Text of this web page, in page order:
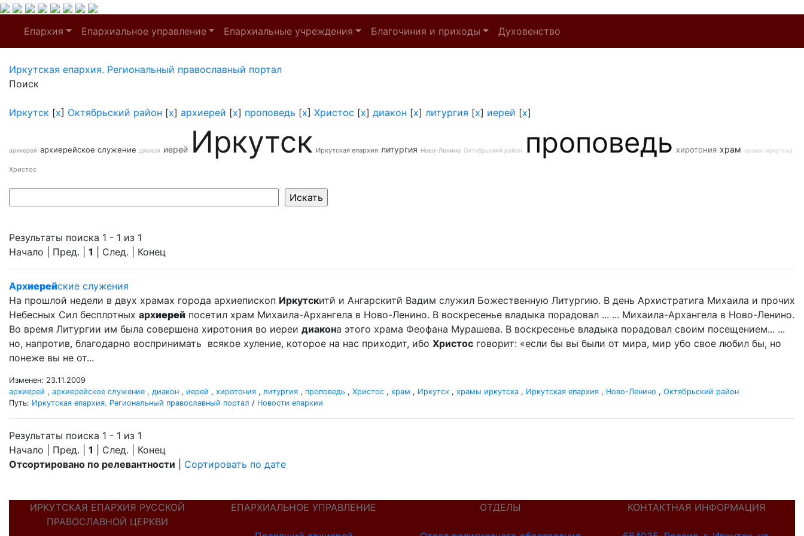
Епархия Епархиальное управление Епархиальные учреждения Благочиния и приходы Духовенство
Иркутская епархия. Региональный православный портал
Поиск
Иркутск [x] Октябрьский район [x] архиерей [x] проповедь [x] Христос [x] диакон [x] литургия [x] иерей [x]
архиерей архиерейское служение диакон иерей Иркутск Иркутская епархия литургия Ново-Ленино Октябрьский район проповедь хиротония храм храмы иркутска
Христос
Результаты поиска 1 - 1 из 1
Начало | Пред. | 1 | След. | Конец
Архиерейские служения
На прошлой недели в двух храмах города архиепископ Иркутскитй и Ангарскитй Вадим служил Божественную Литургию. В день Архистратига Михаила и прочих
Небесных Сил бесплотных архиерей посетил храм Михаила-Архангела в Ново-Ленино. В воскресенье владыка порадовал ... ... Михаила-Архангела в Ново-Ленино.
Во время Литургии им была совершена хиротония во иереи диакона этого храма Феофана Мурашева. В воскресенье владыка порадовал своим посещением... ...
но, напротив, благодарно воспринимать всякое хуление, которое на нас приходит, ибо Христос говорит: «если бы вы были от мира, мир убо свое любил бы, но
понеже вы не от...
Изменен: 23.11.2009
архиерей , архиерейское служение , диакон , иерей , хиротония , литургия , проповедь , Христос , храм , Иркутск , храмы иркутска , Иркутская епархия , Ново-Ленино , Октябрьский район
Путь: Иркутская епархия. Региональный православный портал / Новости епархии
Результаты поиска 1 - 1 из 1
Начало | Пред. | 1 | След. | Конец
Отсортировано по релевантности
Сортировать по дате
ИРКУТСКАЯ ЕПАРХИЯ РУССКОЙ
ПРАВОСЛАВНОЙ ЦЕРКВИ
ЕПАРХИАЛЬНОЕ УПРАВЛЕНИЕ ОТДЕЛЫ КОНТАКТНАЯ ИНФОРМАЦИЯ